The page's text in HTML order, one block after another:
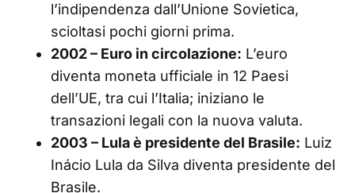
l’indipendenza dall’Unione Sovietica,
scioltasi pochi giorni prima.
2002 – Euro in circolazione: L’euro
diventa moneta ufficiale in 12 Paesi
dell’UE, tra cui l’Italia; iniziano le
transazioni legali con la nuova valuta.
2003 – Lula è presidente del Brasile: Luiz
Inácio Lula da Silva diventa presidente del
Brasile.